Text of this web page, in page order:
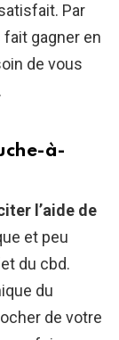
Par
gagner en
de vous
à-
l’aide de
et peu
du cbd.
du
de votre